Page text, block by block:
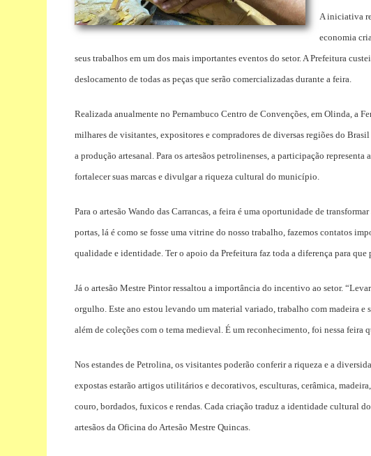
A iniciativa
economia
seus trabalhos em um dos mais importantes eventos do setor. A Prefeitura
deslocamento de todas as peças que serão comercializadas durante a feira.
Realizada anualmente no Pernambuco Centro de Convenções, em Olinda, a
milhares de visitantes, expositores e compradores de diversas regiões do
a produção artesanal. Para os artesãos petrolinenses, a participação
fortalecer suas marcas e divulgar a riqueza cultural do município.
Para o artesão Wando das Carrancas, a feira é uma oportunidade de
portas, lá é como se fosse uma vitrine do nosso trabalho, fazemos contatos
qualidade e identidade. Ter o apoio da Prefeitura faz toda a diferença para
Já o artesão Mestre Pintor ressaltou a importância do incentivo ao setor.
orgulho. Este ano estou levando um material variado, trabalho com madeira e
além de coleções com o tema medieval. É um reconhecimento, foi nessa feira
Nos estandes de Petrolina, os visitantes poderão conferir a riqueza e a
expostas estarão artigos utilitários e decorativos, esculturas, cerâmica,
couro, bordados, fuxicos e rendas. Cada criação traduz a identidade cultural
artesãos da Oficina do Artesão Mestre Quincas.